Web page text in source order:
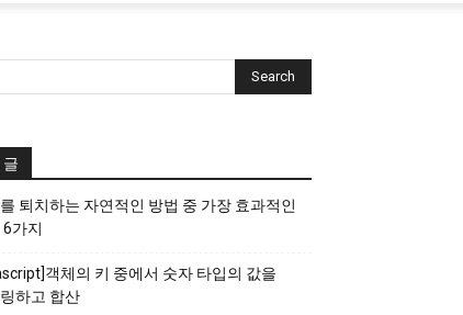
글
퇴치하는 자연적인 방법 중 가장 효과적인
6가지
객체의 키 중에서 숫자 타입의 값을
하고 합산